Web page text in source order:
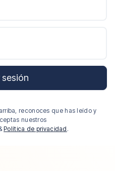
sesión
reconoces que has leído y
nuestros
Política de privacidad .